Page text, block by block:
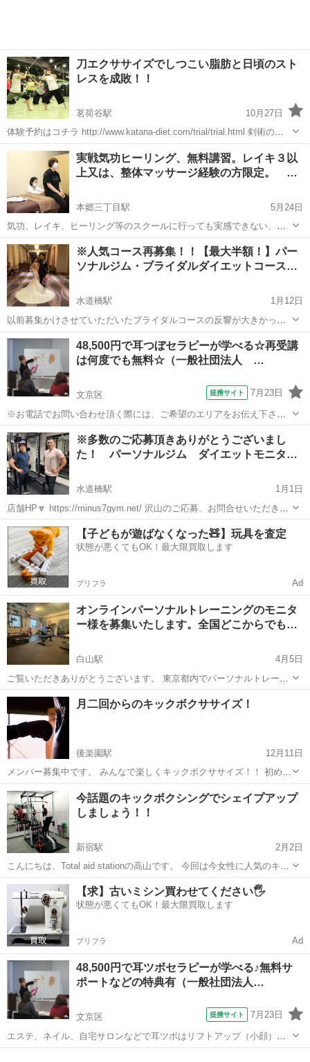
刀エクササイズでしつこい脂肪と日頃のスト
レスを成敗！！
茗荷谷駅
10月27日
体験予約はコチラ http://www.katana-diet.com/trial/trial.html 剣術の型
をトレーニング化した世界のメディアから注目を浴びるエクササイズ
プログラム。 70分であなたの脂肪を成...
東京 文京区 茗荷谷駅 その他
実戦気功ヒーリング、無料講習。レイキ３以
上又は、整体マッサージ経験の方限定。 …
本郷三丁目駅
5月24日
気功、レイキ、ヒーリング等のスクールに行っても実感できない、ま
だ自信がない方、コロナウイルス収束に向けて、スキルアップしませ
んか。 レイキ講習（サード以上の方限定） 講習終了後、登録スタッフ
としてお手伝いして...
東京 文京区 本郷三丁目駅 その他 筋肉
※人気コース再募集！！【最大半額！】パー
ソナルジム・ブライダルダイエットコース…
水道橋駅
1月12日
以前募集かけさせていただいたブライダルコースの反響が大きかった
ので、こちらのコース復活することになりました！ 今後も応募やお声
を多く頂いた場合は通常コースとして展開していく予定です！ まだま
だモニターとしての参加...
東京 文京区 水道橋駅 その他 パーソナルトレーニング
48,500円で耳つぼセラピーが学べる☆再受講
は何度でも無料☆（一般社団法人 …
文京区 提携サイト 7月23日
※お電話でお問い合わせ頂く際には、ご希望のエリアをお伝え下さ
い。 エステ、ネイル、自宅サロンなどで耳つぼはリフトアップ（小
顔）などの新メニューが話題になったり、ダイエットメニューで安定
収入に繋がったり、良い事が沢山。 ...
東京 文京区 その他
※多数のご応募頂きありがとうございまし
た！ パーソナルジム ダイエットモニタ
水道橋駅
1月1日
店舗HP🔽 https://minus7gym.net/ 沢山のご応募、お問合せいただきあ
りがとうございます！！ ダイエットモニターコース ※残り１名様限定
でモニター参加者募集！ 採用条件 ・週2回～...
東京 文京区 水道橋駅 その他 筋トレ
【子どもが遊ばなくなった🧸】玩具を査定
状態が悪くてもOK！最大限買取します
プリフラ Ad
オンラインパーソナルトレーニングのモニタ
ー様を募集いたします。全国どこからでも…
白山駅
4月5日
ご覧いただきありがとうございます。 東京都内でパーソナルトレーニ
ングジムを営んでおります。 オンラインパーソナルトレーニングのモ
ニター様を募集させていただきたいと思います。 • パーソナルジムに
通いたいけど料金が高い ...
東京 文京区 白山駅 その他 パーソナルトレーニング
月二回からのキックボクササイズ！
後楽園駅
12月11日
メンバー募集中です。 みんなで楽しくキックボクササイズ！！ 初めま
してTotal aid stationの高山です。 今回グループレッスンの募集をさせ
て頂きます。 ダイエット♪ 運動不足解消♪ ストレ...
東京 文京区 後楽園駅 その他 キックボクササイズ
今話題のキックボクシングでシェイプアップ
しましょう！！
新宿駅
2月2日
こんにちは、Total aid stationの高山です。 今回は今女性に人気のキッ
クボクシングでシェイプアップ・ダイエットを目的にしたレッスンを
単発で開催いたします。 キックボクシングと言ってもフィットネス向
けの内容で...
東京 文京区 新宿駅 キックボクシング
【求】古いミシン買わせてください🖐️
状態が悪くてもOK！最大限買取します
プリフラ Ad
48,500円で耳ツボセラピーが学べる♪無料サ
ポートなどの特典有（一般社団法人…
文京区 提携サイト 7月23日
エステ、ネイル、自宅サロンなどで耳ツボはリフトアップ（小顔）な
どの新メニューが話題になったり、ダイエットメニューで安定収入に